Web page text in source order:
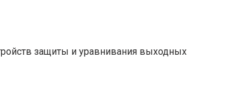
защиты и уравнивания выходных